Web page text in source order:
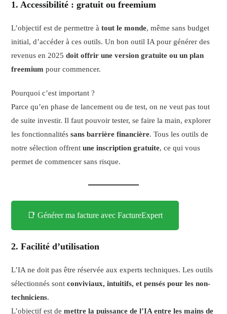
1.Accessibilité : gratuit ou freemium
L’objectif est de permettre àtout le monde, même sans budget
initial, d’accéder à ces outils. Un bon outil IA pour générer des
revenus en 2025doit offrir une version gratuite ou un plan
freemium pour commencer.
Pourquoi c’est important ?
Parce qu’en phase de lancement ou de test, on ne veut pas tout
de suite investir. Il faut pouvoir tester, se faire la main, explorer
les fonctionnalitéssans barrière financière. Tous les outils de
notre sélection offrentune inscription gratuite, ce qui vous
permet de commencer sans risque.
📑 Générer ma facture avec FactureExpert
2.Facilité d’utilisation
L’IA ne doit pas être réservée aux experts techniques. Les outils
sélectionnés sontconviviaux, intuitifs, et pensés pour les non-
techniciens.
L’objectif est demettre la puissance de l’IA entre les mains de